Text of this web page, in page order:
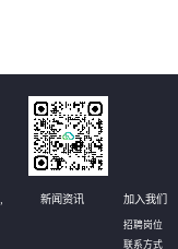
新闻资讯 加入我们
招聘岗位
联系方式